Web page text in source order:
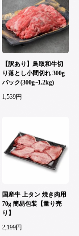
【訳あり】鳥取和牛切
り落とし小間切れ 300g
パック(300g~1.2kg)
1,539円
国産牛 上タン 焼き肉用
70g 簡易包装【量り売
り】
2,199円